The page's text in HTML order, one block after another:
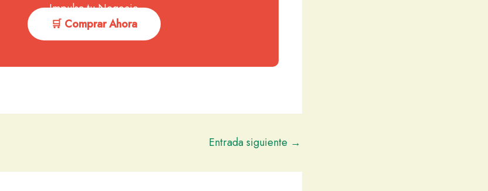
Impulsa tu Negocio
🛒 Comprar Ahora
Entrada siguiente →